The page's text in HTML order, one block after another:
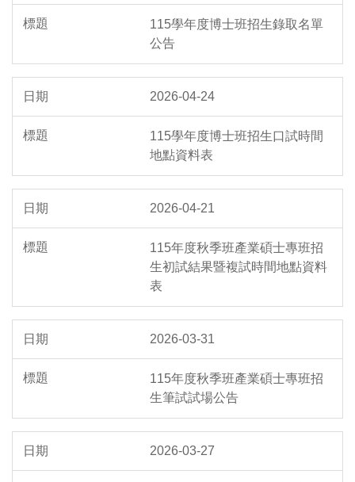
115學年度博士班招生錄取名單
公告
2026-04-24
115學年度博士班招生口試時間
地點資料表
2026-04-21
115年度秋季班產業碩士專班招
生初試結果暨複試時間地點資料
表
2026-03-31
115年度秋季班產業碩士專班招
生筆試試場公告
2026-03-27